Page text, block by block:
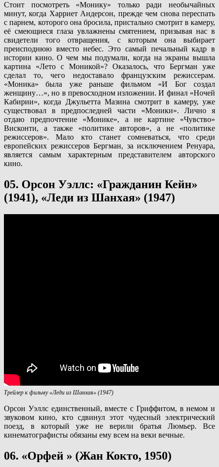
Стоит посмотреть «Монику» только ради необычайных
минут, когда Харриет Андерсон, прежде чем снова переспать
с парнем, которого она бросила, пристально смотрит в камеру,
её смеющиеся глаза увлажнены смятением, призывая нас в
свидетели того отвращения, с которым она выбирает
преисподнюю вместо небес. Это самый печальный кадр в
истории кино. О чем мы подумали, когда на экраны вышла
картина «Лето с Моникой»? Оказалось, что Бергман уже
сделал то, чего недоставало французским режиссерам.
«Моника» была уже раньше фильмом «И Бог создал
женщину…», но в превосходном изложении. И финал «Ночей
Кабирии», когда Джульетта Мазина смотрит в камеру, уже
существовал в предпоследней части «Моники». Лично я
отдаю предпочтение «Монике», а не картине «Чувство»
Висконти, а также «политике авторов», а не «политике
режиссеров». Мало кто станет сомневаться, что среди
европейских режиссеров Бергман, за исключением Ренуара,
является самым характерным представителем авторского
кино.
05. Орсон Уэллс: «Гражданин Кейн»
(1941), «Леди из Шанхая» (1947)
Трейлер к фильму «Леди из Шанхая» (1947)
Орсон Уэллс единственный, вместе с Гриффитом, в немом и
звуковом кино, кто сдвинул этот чудесный электрический
поезд, в который уже не верили братья Люмьер. Все
кинематографисты обязаны ему всем на веки вечные.
06. «Орфей » (Жан Кокто, 1950)